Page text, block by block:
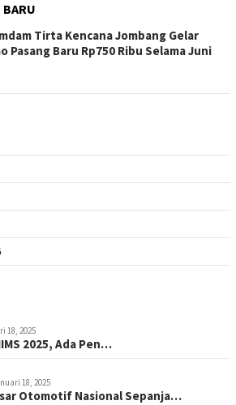
BARU
Tirta Kencana Jombang Gelar
Pasang Baru Rp750 Ribu Selama Juni
18, 2025
2025, Ada Pen…
18, 2025
Otomotif Nasional Sepanja…